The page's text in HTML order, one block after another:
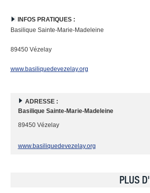
INFOS PRATIQUES :
Basilique Sainte-Marie-Madeleine
89450 Vézelay
www.basiliquedevezelay.org
ADRESSE :
Basilique Sainte-Marie-Madeleine
89450 Vézelay
www.basiliquedevezelay.org
PLUS